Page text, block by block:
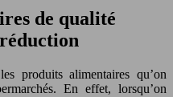
de qualité
produits alimentaires qu’on
En effet, lorsqu’on